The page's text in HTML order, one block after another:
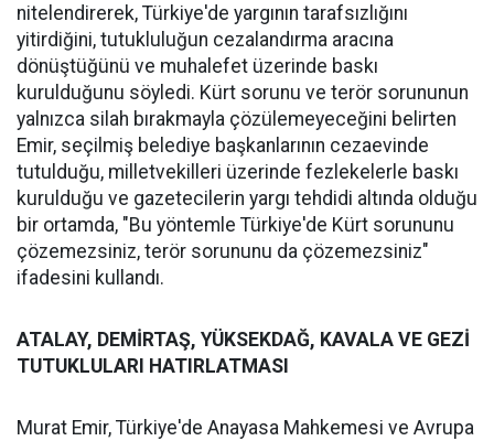
nitelendirerek, Türkiye'de yargının tarafsızlığını
yitirdiğini, tutukluluğun cezalandırma aracına
dönüştüğünü ve muhalefet üzerinde baskı
kurulduğunu söyledi. Kürt sorunu ve terör sorununun
yalnızca silah bırakmayla çözülemeyeceğini belirten
Emir, seçilmiş belediye başkanlarının cezaevinde
tutulduğu, milletvekilleri üzerinde fezlekelerle baskı
kurulduğu ve gazetecilerin yargı tehdidi altında olduğu
bir ortamda, "Bu yöntemle Türkiye'de Kürt sorununu
çözemezsiniz, terör sorununu da çözemezsiniz"
ifadesini kullandı.
ATALAY, DEMİRTAŞ, YÜKSEKDAĞ, KAVALA VE GEZİ
TUTUKLULARI HATIRLATMASI
Murat Emir, Türkiye'de Anayasa Mahkemesi ve Avrupa